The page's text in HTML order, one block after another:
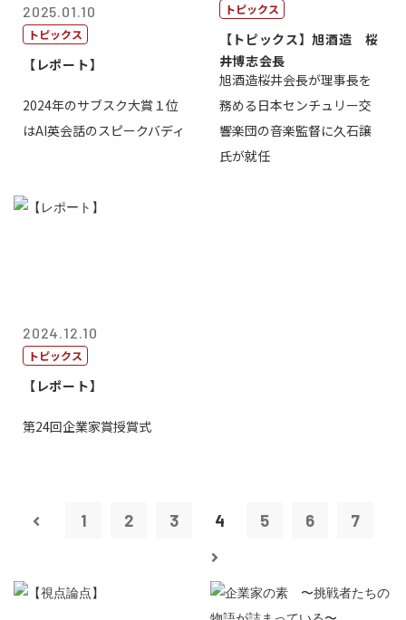
2025.01.10
トピックス
【レポート】
2024年のサブスク大賞１位
はAI英会話のスピークバディ
トピックス
【トピックス】旭酒造 桜
井博志会長
旭酒造桜井会長が理事長を
務める日本センチュリー交
響楽団の音楽監督に久石譲
氏が就任
2024.12.10
トピックス
【レポート】
第24回企業家賞授賞式
1 2 3 4 5 6 7